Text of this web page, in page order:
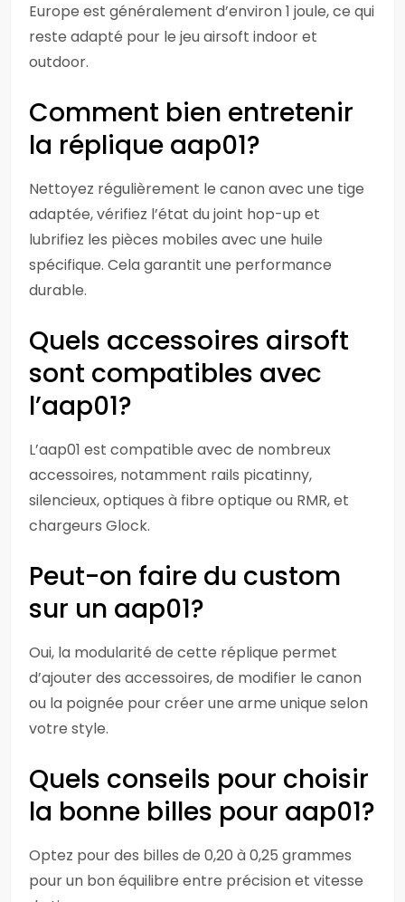
Europe est généralement d’environ 1 joule, ce qui
reste adapté pour le jeu airsoft indoor et
outdoor.
Comment bien entretenir
la réplique aap01?
Nettoyez régulièrement le canon avec une tige
adaptée, vérifiez l’état du joint hop-up et
lubrifiez les pièces mobiles avec une huile
spécifique. Cela garantit une performance
durable.
Quels accessoires airsoft
sont compatibles avec
l’aap01?
L’aap01 est compatible avec de nombreux
accessoires, notamment rails picatinny,
silencieux, optiques à fibre optique ou RMR, et
chargeurs Glock.
Peut-on faire du custom
sur un aap01?
Oui, la modularité de cette réplique permet
d’ajouter des accessoires, de modifier le canon
ou la poignée pour créer une arme unique selon
votre style.
Quels conseils pour choisir
la bonne billes pour aap01?
Optez pour des billes de 0,20 à 0,25 grammes
pour un bon équilibre entre précision et vitesse